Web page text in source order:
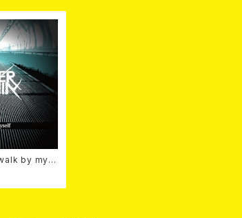
by mys